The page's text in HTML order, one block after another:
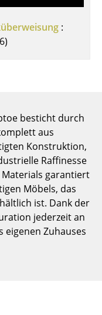
:
)
besticht durch
aus
Konstruktion,
Raffinesse
garantiert
Möbels, das
ist. Dank der
jederzeit an
eigenen Zuhauses